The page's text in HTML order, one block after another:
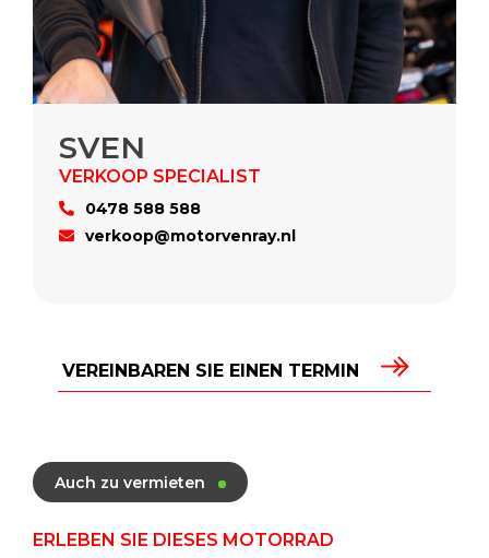
SVEN
0478 588 588
verkoop@motorvenray.nl
VEREINBAREN SIE EINEN TERMIN
Auch zu vermieten
ERLEBEN SIE DIESES MOTORRAD